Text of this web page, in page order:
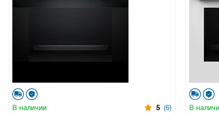
В наличии 5 (6) В